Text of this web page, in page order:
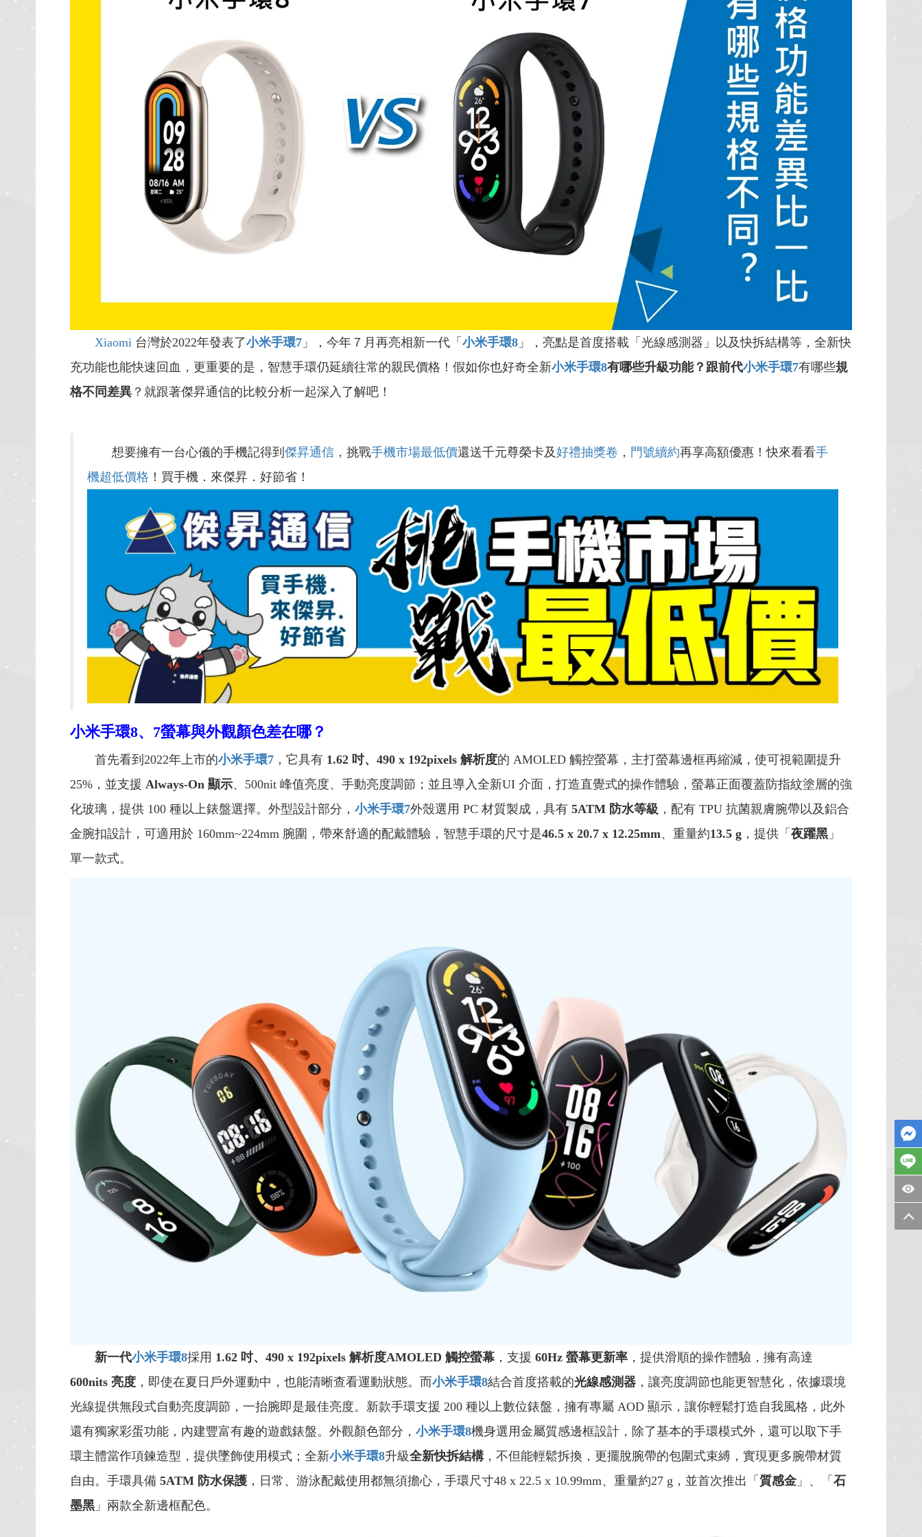
Xiaomi 台灣於2022年發表了小米手環7 」，今年７月再亮相新一代「 小米手環8 」，亮點是首度搭載「光線感測器」以及快拆結構等，全新快
充功能也能快速回血，更重要的是，智慧手環仍延續往常的親民價格！假如你也好奇全新小米手環8有哪些升級功能？跟前代小米手環7有哪些規
格不同差異 ？就跟著傑昇通信的比較分析一起深入了解吧！
想要擁有一台心儀的手機記得到 傑昇通信 ，挑戰手機市場最低價還送千元尊榮卡及好禮抽獎卷 ， 門號續約再享高額優惠！快來看看手
機超低價格 ！買手機．來傑昇．好節省！
小米手環8、7螢幕與外觀顏色差在哪？
首先看到2022年上市的小米手環7 ，它具有 1.62 吋、490 x 192pixels 解析度的 AMOLED 觸控螢幕，主打螢幕邊框再縮減，使可視範圍提升
25%，並支援 Always-On 顯示、500nit 峰值亮度、手動亮度調節；並且導入全新UI 介面，打造直覺式的操作體驗，螢幕正面覆蓋防指紋塗層的強
化玻璃，提供 100 種以上錶盤選擇。外型設計部分， 小米手環7外殼選用 PC 材質製成，具有 5ATM 防水等級 ，配有 TPU 抗菌親膚腕帶以及鋁合
金腕扣設計，可適用於 160mm~224mm 腕圍，帶來舒適的配戴體驗，智慧手環的尺寸是46.5 x 20.7 x 12.25mm、重量約13.5 g ，提供「 夜躍黑 」
單一款式。
新一代小米手環8採用 1.62 吋、490 x 192pixels 解析度AMOLED 觸控螢幕 ，支援 60Hz 螢幕更新率 ，提供滑順的操作體驗，擁有高達
600nits 亮度 ，即使在夏日戶外運動中，也能清晰查看運動狀態。而小米手環8結合首度搭載的光線感測器 ，讓亮度調節也能更智慧化，依據環境
光線提供無段式自動亮度調節，一抬腕即是最佳亮度。新款手環支援 200 種以上數位錶盤，擁有專屬 AOD 顯示，讓你輕鬆打造自我風格，此外
還有獨家彩蛋功能，內建豐富有趣的遊戲錶盤。外觀顏色部分， 小米手環8機身選用金屬質感邊框設計，除了基本的手環模式外，還可以取下手
環主體當作項鍊造型，提供墜飾使用模式；全新小米手環8升級全新快拆結構，不但能輕鬆拆換，更擺脫腕帶的包圍式束縛，實現更多腕帶材質
自由。手環具備 5ATM 防水保護 ，日常、游泳配戴使用都無須擔心，手環尺寸48 x 22.5 x 10.99mm、重量約27 g，並首次推出「 質感金 」、「 石
墨黑 」兩款全新邊框配色。